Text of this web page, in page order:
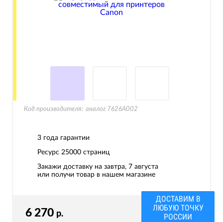
ДОСТАВИМ В
ЛЮБУЮ ТОЧКУ
РОССИИ
6 270 р.
Код производителя: аналог 7626A002
3 года гарантии
Ресурс 25000 страниц
Закажи доставку на завтра, 7 августа
или получи товар в нашем магазине